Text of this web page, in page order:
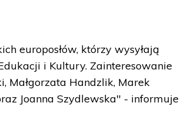
europosłów, którzy wysyłają
i Kultury. Zainteresowanie
Małgorzata Handzlik, Marek
Joanna Szydlewska" - informuje